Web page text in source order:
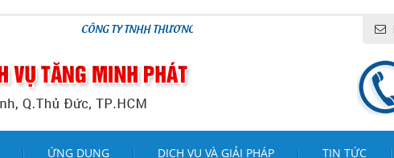
CÔNG TY TNHH THƯƠNG MẠI VÀ DỊCH VỤ TĂNG MINH PHÁT
ỨNG DỤNG DỊCH VỤ VÀ GIẢI PHÁP TIN TỨC